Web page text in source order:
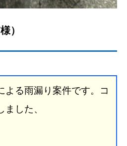
）
よる雨漏り案件です。コ
した、